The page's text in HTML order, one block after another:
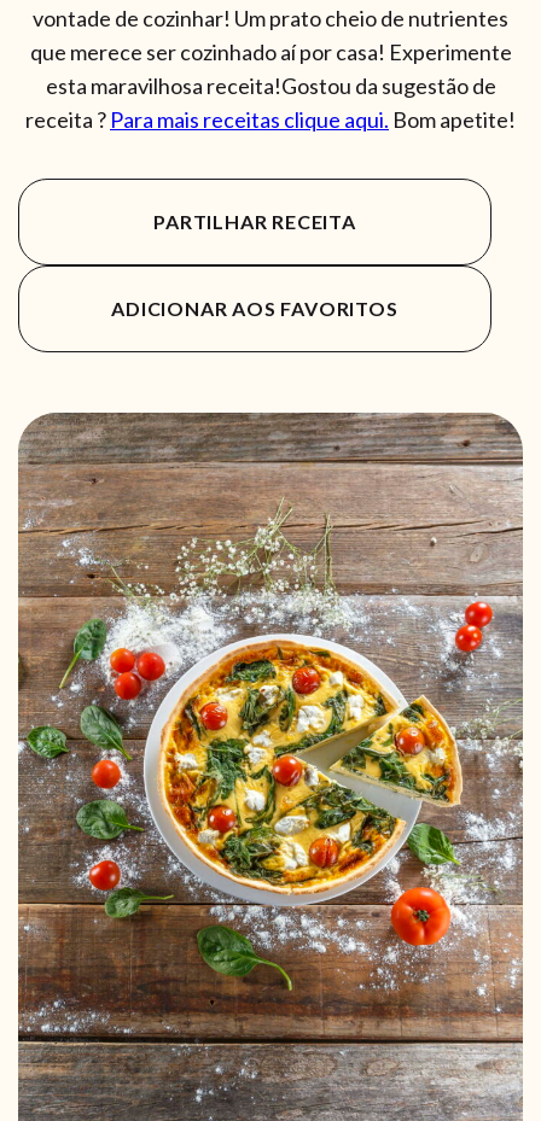
vontade de cozinhar! Um prato cheio de nutrientes
que merece ser cozinhado aí por casa! Experimente
esta maravilhosa receita!Gostou da sugestão de
receita ? Para mais receitas clique aqui. Bom apetite!
PARTILHAR RECEITA
ADICIONAR AOS FAVORITOS